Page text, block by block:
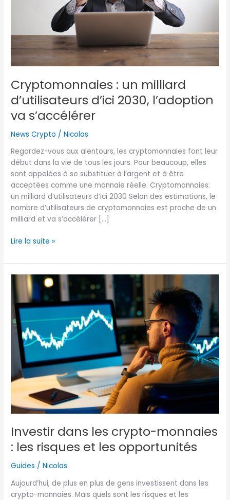
Cryptomonnaies : un milliard
d’utilisateurs d’ici 2030, l’adoption
va s’accélérer
News Crypto /Nicolas
Regardez-vous aux alentours, les cryptomonnaies font leur
début dans la vie de tous les jours. Pour beaucoup, elles
sont appelées à se substituer à l’argent et à être
acceptées comme une monnaie réelle. Cryptomonnaies:
un milliard d’utilisateurs d’ici 2030 Selon des estimations, le
nombre d’utilisateurs de cryptomonnaies est proche de un
milliard et va s’accélérer […]
Lire la suite »
Investir dans les crypto-monnaies
: les risques et les opportunités
Guides /Nicolas
Aujourd’hui, de plus en plus de gens investissent dans les
crypto-monnaies. Mais quels sont les risques et les
Investir
dans
les
crypto-
monnaies
les
risques
et
les
opportunités